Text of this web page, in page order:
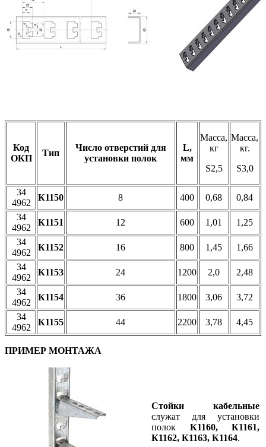
Код
ОКП
Тип
Число отверстий для
установки полок
L,
мм
Масса,
кг
S2,5
Масса,
кг.
S3,0
34
4962
К1150 8 400 0,68
0,84
34
4962
К1151 12 600 1,01
1,25
34
4962
К1152 16 800 1,45
1,66
34
4962
К1153 24 1200 2,0
2,48
34
4962
К1154 36 1800 3,06
3,72
34
4962
К1155 44 2200 3,78 4,45
ПРИМЕР МОНТАЖА
Стойки кабельные
служат для установки
полок К1160, К1161,
К1162, К1163, К1164.